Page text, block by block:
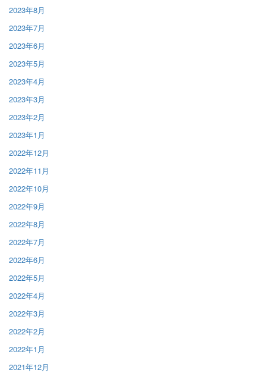
2023年8月
2023年7月
2023年6月
2023年5月
2023年4月
2023年3月
2023年2月
2023年1月
2022年12月
2022年11月
2022年10月
2022年9月
2022年8月
2022年7月
2022年6月
2022年5月
2022年4月
2022年3月
2022年2月
2022年1月
2021年12月